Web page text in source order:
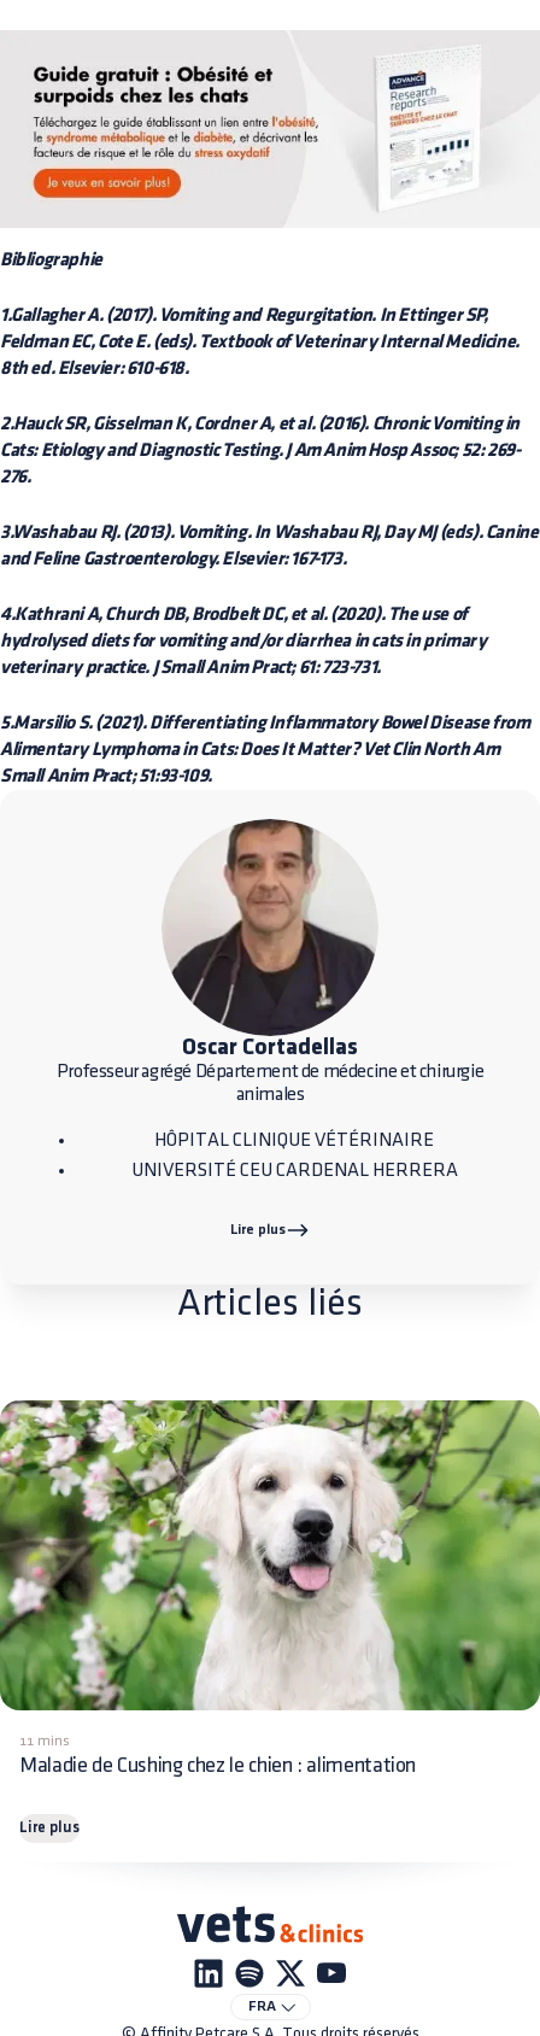
Bibliographie
1.Gallagher A. (2017). Vomiting and Regurgitation. In Ettinger SP,
Feldman EC, Cote E. (eds). Textbook of Veterinary Internal Medicine.
8th ed. Elsevier: 610-618.
2.Hauck SR, Gisselman K, Cordner A, et al. (2016). Chronic Vomiting in
Cats: Etiology and Diagnostic Testing. J Am Anim Hosp Assoc; 52: 269-
276.
3.Washabau RJ. (2013). Vomiting. In Washabau RJ, Day MJ (eds). Canine
and Feline Gastroenterology. Elsevier: 167-173.
4.Kathrani A, Church DB, Brodbelt DC, et al. (2020). The use of
hydrolysed diets for vomiting and/or diarrhea in cats in primary
veterinary practice. J Small Anim Pract; 61: 723-731.
5.Marsilio S. (2021). Differentiating Inflammatory Bowel Disease from
Alimentary Lymphoma in Cats: Does It Matter? Vet Clin North Am
Small Anim Pract; 51:93-109.
Oscar Cortadellas
Professeur agrégé Département de médecine et chirurgie
animales
HÔPITAL CLINIQUE VÉTÉRINAIRE
UNIVERSITÉ CEU CARDENAL HERRERA
Lire plus
Articles liés
11 mins
Maladie de Cushing chez le chien : alimentation
Lire plus
FRA
© Affinity Petcare S.A. Tous droits réservés